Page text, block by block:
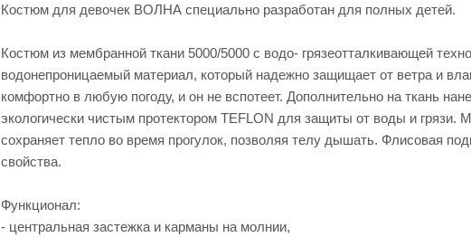
Костюм для девочек ВОЛНА специально разработан для полных детей.
Костюм из мембранной ткани 5000/5000 с водо- грязеотталкивающей
водонепроницаемый материал, который надежно защищает от ветра и
комфортно в любую погоду, и он не вспотеет. Дополнительно на ткань
экологически чистым протектором TEFLON для защиты от воды и грязи.
сохраняет тепло во время прогулок, позволяя телу дышать. Флисовая
свойства.
Функционал:
- центральная застежка и карманы на молнии,